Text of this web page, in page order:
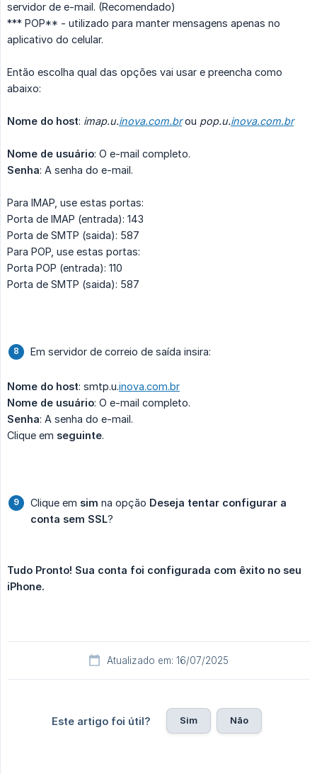
servidor de e-mail. (Recomendado)
*** POP** - utilizado para manter mensagens apenas no
aplicativo do celular.
Então escolha qual das opções vai usar e preencha como
abaixo:
Nome do host: imap.u.inova.com.brou pop.u.inova.com.br
Nome de usuário: O e-mail completo.
Senha: A senha do e-mail.
Para IMAP, use estas portas:
Porta de IMAP (entrada): 143
Porta de SMTP (saida): 587
Para POP, use estas portas:
Porta POP (entrada): 110
Porta de SMTP (saida): 587
Em servidor de correio de saída insira:
Nome do host: smtp.u.inova.com.br
Nome de usuário: O e-mail completo.
Senha: A senha do e-mail.
Clique em seguinte.
Clique em sim na opção Deseja tentar configurar a
conta sem SSL?
Tudo Pronto! Sua conta foi configurada com êxito no seu
iPhone.
Atualizado em: 16/07/2025
Este artigo foi útil? Sim Não